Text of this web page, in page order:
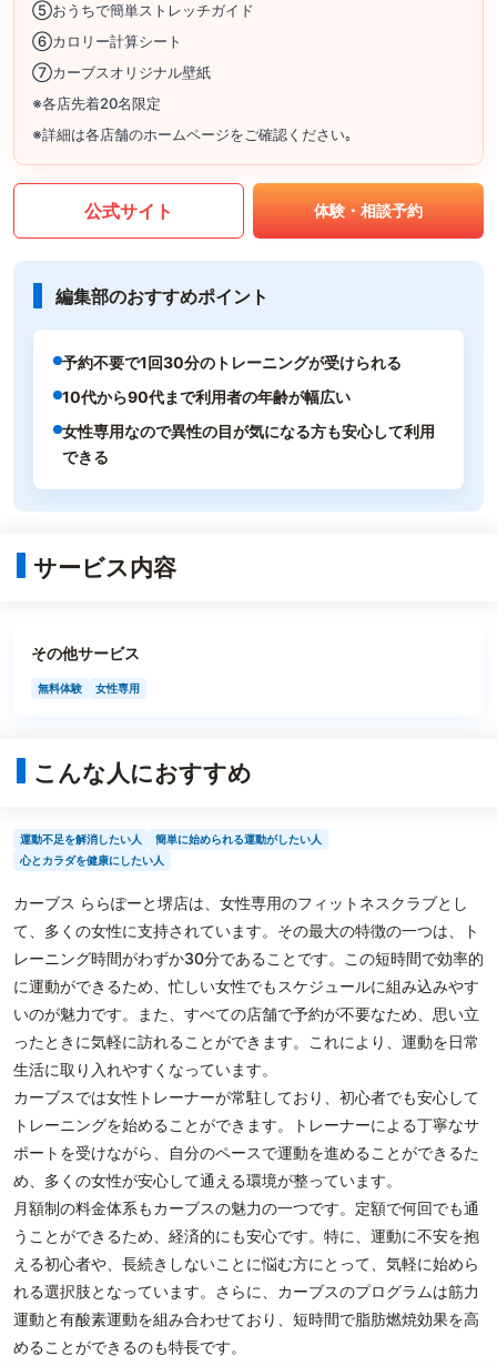
⑤おうちで簡単ストレッチガイド
⑥カロリー計算シート
⑦カーブスオリジナル壁紙
※各店先着20名限定
※詳細は各店舗のホームページをご確認ください｡
公式サイト 体験・相談予約
編集部のおすすめポイント
予約不要で1回30分のトレーニングが受けられる
10代から90代まで利用者の年齢が幅広い
女性専用なので異性の目が気になる方も安心して利用
できる
サービス内容
その他サービス
無料体験 女性専用
こんな人におすすめ
運動不足を解消したい人
簡単に始められる運動がしたい人
心とカラダを健康にしたい人
カーブス ららぽーと堺店は、女性専用のフィットネスクラブとし
て、多くの女性に支持されています。その最大の特徴の一つは、ト
レーニング時間がわずか30分であることです。この短時間で効率的
に運動ができるため、忙しい女性でもスケジュールに組み込みやす
いのが魅力です。また、すべての店舗で予約が不要なため、思い立
ったときに気軽に訪れることができます。これにより、運動を日常
生活に取り入れやすくなっています。
カーブスでは女性トレーナーが常駐しており、初心者でも安心して
トレーニングを始めることができます。トレーナーによる丁寧なサ
ポートを受けながら、自分のペースで運動を進めることができるた
め、多くの女性が安心して通える環境が整っています。
月額制の料金体系もカーブスの魅力の一つです。定額で何回でも通
うことができるため、経済的にも安心です。特に、運動に不安を抱
える初心者や、長続きしないことに悩む方にとって、気軽に始めら
れる選択肢となっています。さらに、カーブスのプログラムは筋力
運動と有酸素運動を組み合わせており、短時間で脂肪燃焼効果を高
めることができるのも特長です。